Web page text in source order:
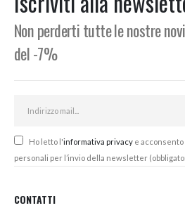
Non perderti tutte le nostre
del -7%
Ho letto l'informativa privacy e
personali per l’invio della newsletter
CONTATTI